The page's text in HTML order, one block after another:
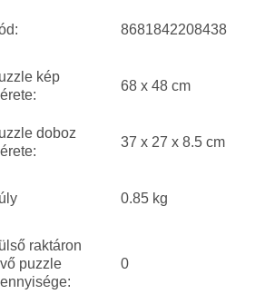
8681842208438
kép
68 x 48 cm
doboz
37 x 27 x 8.5 cm
0.85 kg
raktáron
puzzle
0